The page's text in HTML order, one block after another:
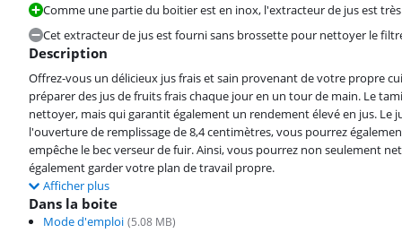
Comme une partie du boitier est en inox, l'extracteur de jus est
Cet extracteur de jus est fourni sans brossette pour nettoyer le
Description
Offrez-vous un délicieux jus frais et sain provenant de votre propre
préparer des jus de fruits frais chaque jour en un tour de main. Le
nettoyer, mais qui garantit également un rendement élevé en jus. Le
l'ouverture de remplissage de 8,4 centimètres, vous pourrez
empêche le bec verseur de fuir. Ainsi, vous pourrez non seulement
également garder votre plan de travail propre.
Afficher plus
Dans la boite
Mode d'emploi (5.08 MB)